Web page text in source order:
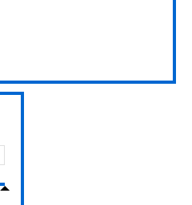
руб.